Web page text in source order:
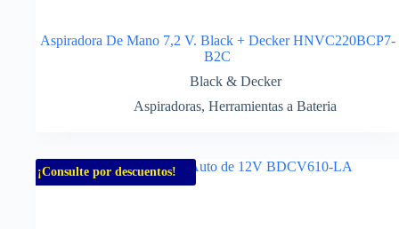
Aspiradora De Mano 7,2 V. Black + Decker HNVC220BCP7-
B2C
Black & Decker
Aspiradoras, Herramientas a Bateria
¡Consulte por descuentos!